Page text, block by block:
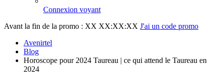
Connexion voyant
Avant la fin de la promo : XX XX:XX:XX J'ai un code promo
Avenirtel
Blog
Horoscope pour 2024 Taureau | ce qui attend le Taureau en
2024